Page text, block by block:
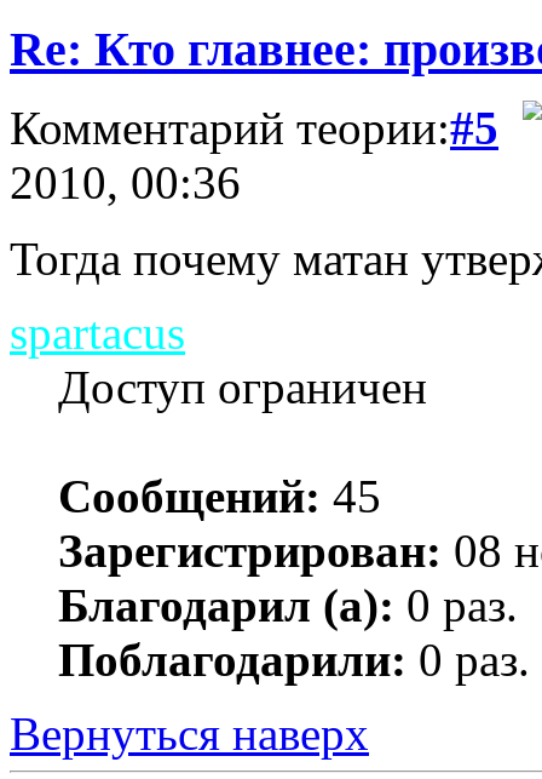
Re: Кто главнее:
Комментарий теории:#5
2010, 00:36
Тогда почему матан
spartacus
Доступ ограничен
Сообщений: 45
Зарегистрирован: 08
Благодарил (а): 0 раз.
Поблагодарили: 0 раз.
Вернуться наверх